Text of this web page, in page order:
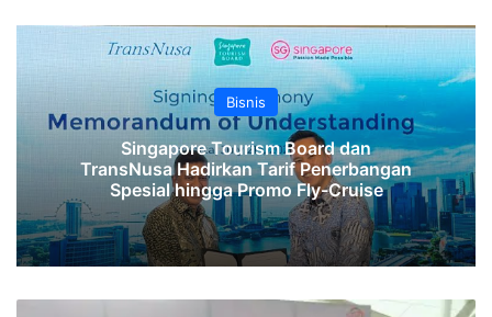
Bisnis
Singapore Tourism Board dan
TransNusa Hadirkan Tarif Penerbangan
Spesial hingga Promo Fly-Cruise